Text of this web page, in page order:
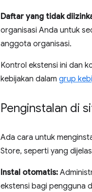
Daftar yang tidak
organisasi Anda untuk
anggota organisasi.
Kontrol ekstensi ini dan
kebijakan dalam grup
Penginstalan di
Ada cara untuk
Store, seperti yang
Instal otomatis:
ekstensi bagi pengguna